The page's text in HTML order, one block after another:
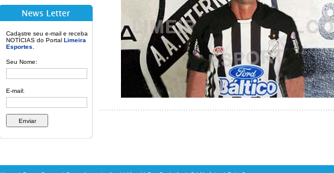
Cadastre seu e-mail e receba
NOTÍCIAS do Portal Limeira
Esportes
Seu Nome:
E-mail: